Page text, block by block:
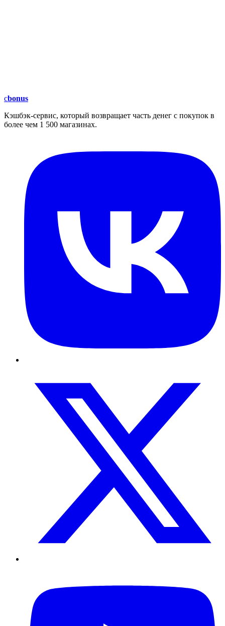
cbonus
Кэшбэк-сервис, который возвращает часть денег с покупок в
более чем 1 500 магазинах.